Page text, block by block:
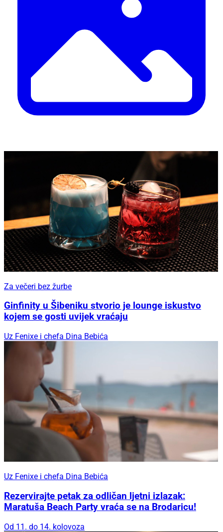
Za večeri bez žurbe
Ginfinity u Šibeniku stvorio je lounge iskustvo
kojem se gosti uvijek vraćaju
Uz Fenixe i chefa Dina Bebića
Uz Fenixe i chefa Dina Bebića
Rezervirajte petak za odličan ljetni izlazak:
Maratuša Beach Party vraća se na Brodaricu!
Od 11. do 14. kolovoza